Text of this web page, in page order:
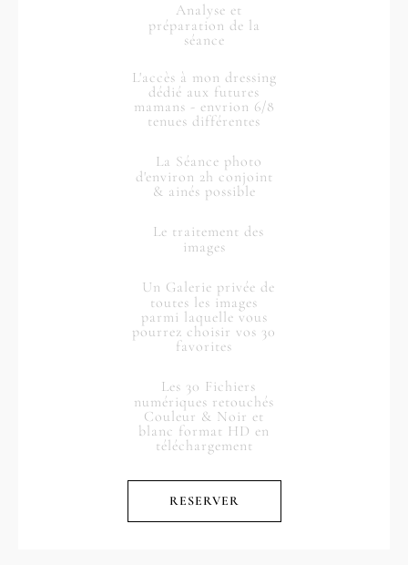
Analyse et
préparation de la
séance
L'accès à mon dressing
dédié aux futures
mamans - envrion 6/8
tenues différentes
La Séance photo
d'environ 2h conjoint
& ainés possible
Le traitement des
images
Un Galerie privée de
toutes les images
parmi laquelle vous
pourrez choisir vos 30
favorites
Les 30 Fichiers
numériques retouchés
Couleur & Noir et
blanc format HD en
téléchargement
RESERVER